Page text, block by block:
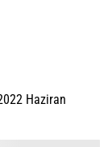
Haziran